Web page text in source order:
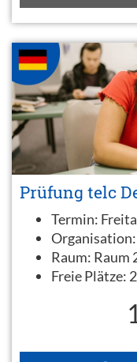
Prüfung telc
Termin:
Organisation:
Raum: Raum
Freie Plätze: